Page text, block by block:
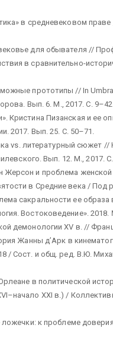
в средневековом
для обывателя //
в сравнительно-
прототипы // In
Вып. 6. М., 2017. С.
Кристина Пизанская и ее
2017. Вып. 25. С. 50–71.
vs. литературный сюжет
Вып. 12. М., 2017.
Жерсон и проблема
в Средние века / Под
сакральности ее
Востоковедение».
демонологии XV в. //
Жанны д’Арк в
/ Сост. и общ. ред. В.Ю.
в политической
XXI в.) /
ложечки: к проблеме